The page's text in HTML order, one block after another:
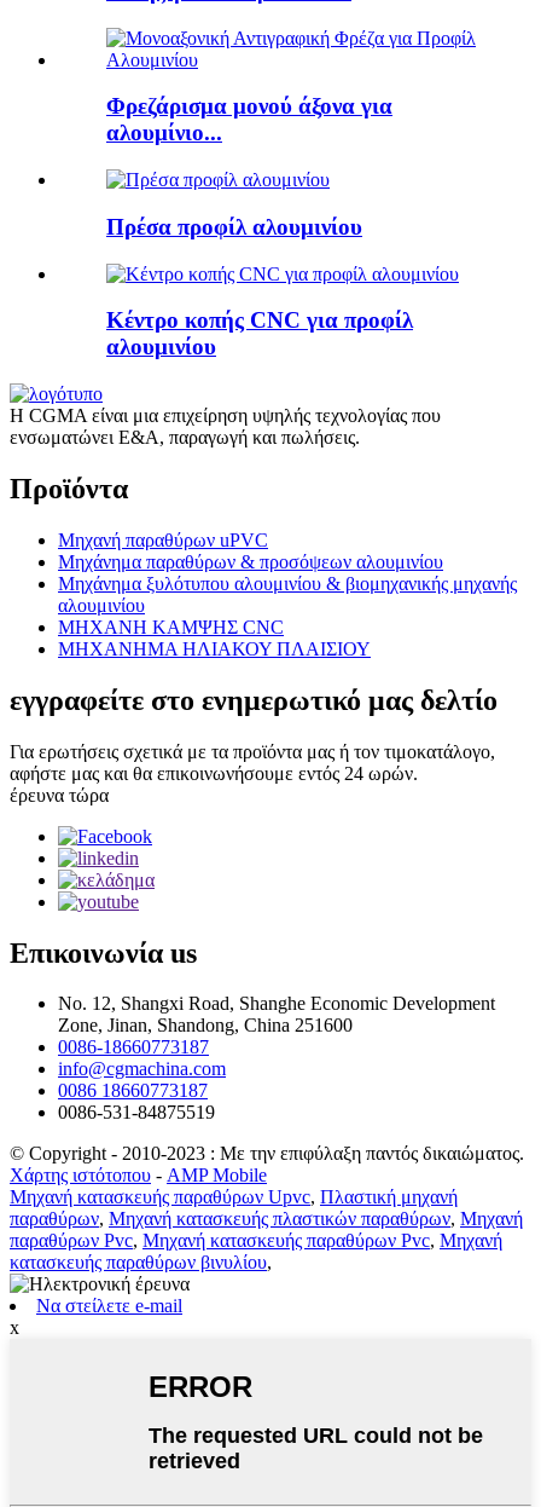
Φρεζάρισμα μονού άξονα για
αλουμίνιο...
Πρέσα προφίλ αλουμινίου
Κέντρο κοπής CNC για προφίλ
αλουμινίου
Η CGMA είναι μια επιχείρηση υψηλής τεχνολογίας που
ενσωματώνει Ε&Α, παραγωγή και πωλήσεις.
Προϊόντα
Μηχανή παραθύρων uPVC
Μηχάνημα παραθύρων & προσόψεων αλουμινίου
Μηχάνημα ξυλότυπου αλουμινίου & βιομηχανικής μηχανής
αλουμινίου
ΜΗΧΑΝΗ ΚΑΜΨΗΣ CNC
ΜΗΧΑΝΗΜΑ ΗΛΙΑΚΟΥ ΠΛΑΙΣΙΟΥ
εγγραφείτε στο ενημερωτικό μας δελτίο
Για ερωτήσεις σχετικά με τα προϊόντα μας ή τον τιμοκατάλογο,
αφήστε μας και θα επικοινωνήσουμε εντός 24 ωρών.
έρευνα τώρα
Επικοινωνίαus
No. 12, Shangxi Road, Shanghe Economic Development
Zone, Jinan, Shandong, China 251600
0086-18660773187
info@cgmachina.com
0086 18660773187
0086-531-84875519
© Copyright - 2010-2023 : Με την επιφύλαξη παντός δικαιώματος.
Χάρτης ιστότοπου - AMP Mobile
Μηχανή κατασκευής παραθύρων Upvc, Πλαστική μηχανή
παραθύρων, Μηχανή κατασκευής πλαστικών παραθύρων, Μηχανή
παραθύρων Pvc, Μηχανή κατασκευής παραθύρων Pvc, Μηχανή
κατασκευής παραθύρων βινυλίου,
Να στείλετε e-mail
x